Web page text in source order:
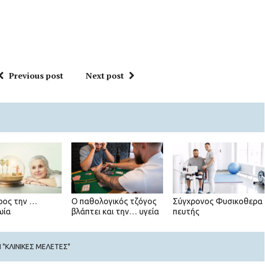
Previous post Next post
την …
Ο παθολογικός τζόγος
βλάπτει και την… υγεία
Σύγχρονος Φυσικοθερα
πευτής
"ΚΛΙΝΙΚΈΣ ΜΕΛΈΤΕΣ"